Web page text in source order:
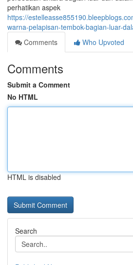
perhatikan aspek
https://
warna-pelapisan-tembok-bagian-luar-
Comments
Who Upvoted
Comments
Submit a Comment
No HTML
HTML is disabled
Search